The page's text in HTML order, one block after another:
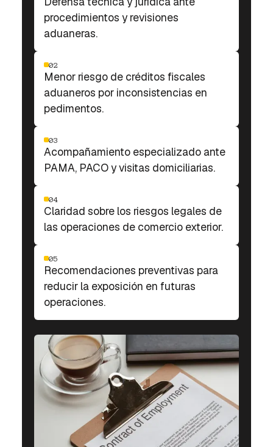
procedimientos y revisiones
aduaneras.
02
Menor riesgo de créditos fiscales
aduaneros por inconsistencias en
pedimentos.
03
Acompañamiento especializado ante
PAMA, PACO y visitas domiciliarias.
04
Claridad sobre los riesgos legales de
las operaciones de comercio exterior.
05
Recomendaciones preventivas para
reducir la exposición en futuras
operaciones.